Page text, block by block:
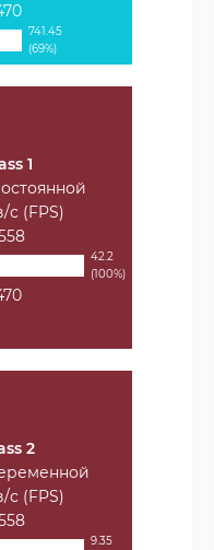
741.45
(69%)
1
с (FPS)
42.2
(100%)
2
с (FPS)
9.35